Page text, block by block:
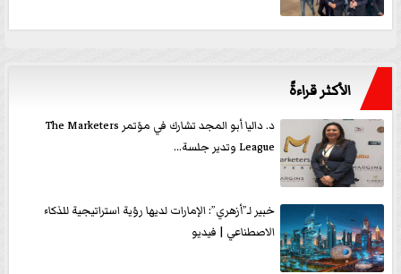
الأكثر قراءةً
د. داليا أبو المجد تشارك في مؤتمر The Marketers
League وتدير جلسة...
خبير لـ”أزهري”: الإمارات لديها رؤية استراتيجية للذكاء
الاصطناعي | فيديو